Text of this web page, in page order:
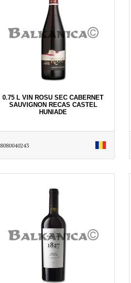
0.75 L VIN ROSU SEC CABERNET
SAUVIGNON RECAS CASTEL
HUNIADE
8080040243